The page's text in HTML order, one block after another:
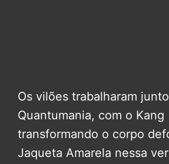
Os vilões trabalharam
Quantumania, com o Kang
transformando o corpo
Jaqueta Amarela nessa